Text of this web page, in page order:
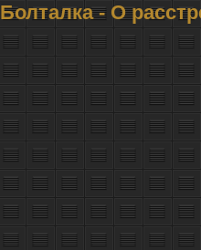
Болталка- О